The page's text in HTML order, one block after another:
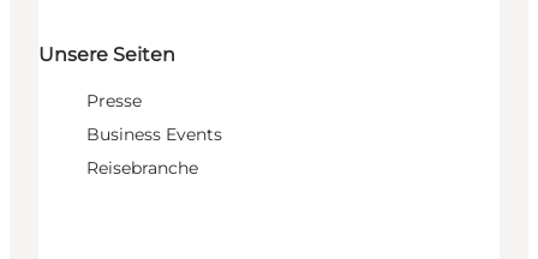
Unsere Seiten
Presse
Business Events
Reisebranche